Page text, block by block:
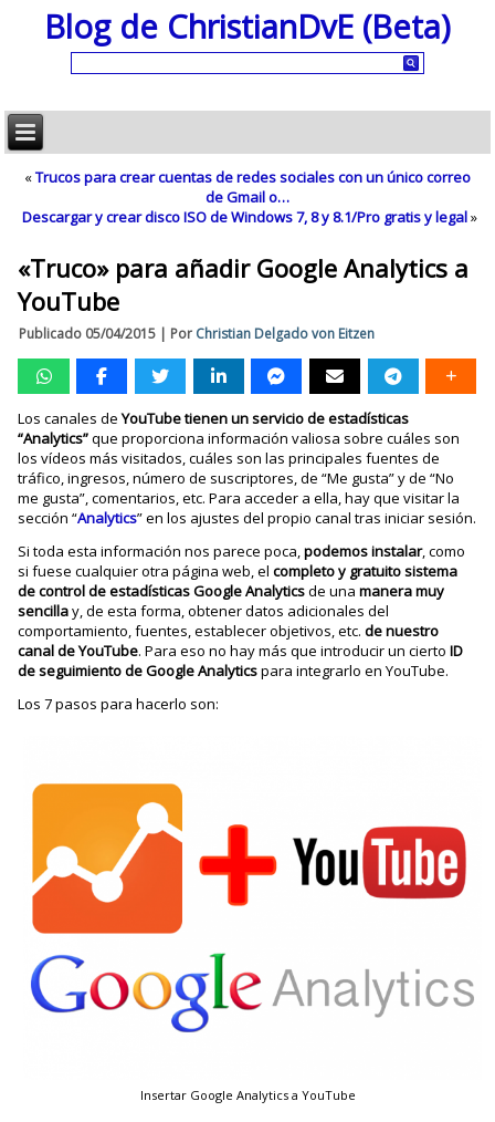
Blog de ChristianDvE (Beta)
«Trucos para crear cuentas de redes sociales con un único correo
de Gmail o…
Descargar y crear disco ISO de Windows 7, 8 y 8.1/Pro gratis y legal»
«Truco» para añadir Google Analytics a
YouTube
Publicado 05/04/2015 | Por Christian Delgado von Eitzen
Los canales deYouTube tienen un servicio de estadísticas
“Analytics”que proporciona información valiosa sobre cuáles son
los vídeos más visitados, cuáles son las principales fuentes de
tráfico, ingresos, número de suscriptores, de “Me gusta” y de “No
me gusta”, comentarios, etc. Para acceder a ella, hay que visitar la
sección “Analytics” en los ajustes del propio canal tras iniciar sesión.
Si toda esta información nos parece poca,podemos instalar, como
si fuese cualquier otra página web, elcompleto y gratuito sistema
de control de estadísticas Google Analyticsde unamanera muy
sencillay, de esta forma, obtener datos adicionales del
comportamiento, fuentes, establecer objetivos, etc.de nuestro
canal de YouTube. Para eso no hay más que introducir un ciertoID
de seguimiento de Google Analyticspara integrarlo en YouTube.
Los 7 pasos para hacerlo son:
Insertar Google Analytics a YouTube